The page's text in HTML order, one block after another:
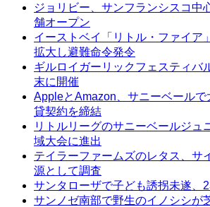
ジョリビー、サンフランシスコ中
舗オープン
イーストベイ「リトル・ファイア
拡大し避難命令発令
ギルロイガーリックフェスティバ
末に開催
AppleとAmazon、サニーベール
貸契約を締結
リトルリーグのサニーベールジュ
域大会に進出
テイラーファームズのレタス、サ
源として調査
サンタローザで子ども誘拐未遂、
サンノゼ南部で野生のイノシシが